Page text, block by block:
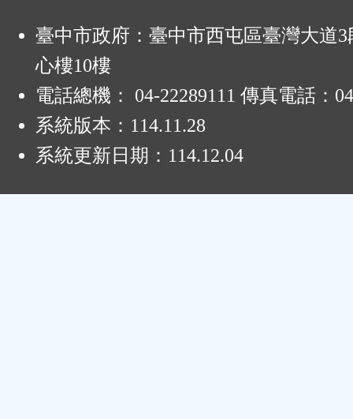
鈕
區臺中市政府：臺中市西屯區臺灣大道3
心樓10樓
電話總機： 04-22289111 傳真電話：
系統版本： 114.11.28
系統更新日期： 114.12.04